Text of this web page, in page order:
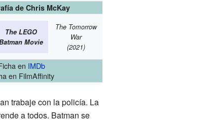
de Chris McKay
The LEGO
Movie
The Tomorrow
War
(2021)
en IMDb
en FilmAffinity
trabaje con la policía. La
a todos. Batman se